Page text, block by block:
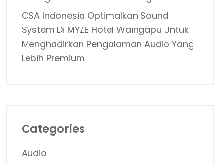
CSA Indonesia Optimalkan Sound
System Di MYZE Hotel Waingapu Untuk
Menghadirkan Pengalaman Audio Yang
Lebih Premium
Categories
Audio